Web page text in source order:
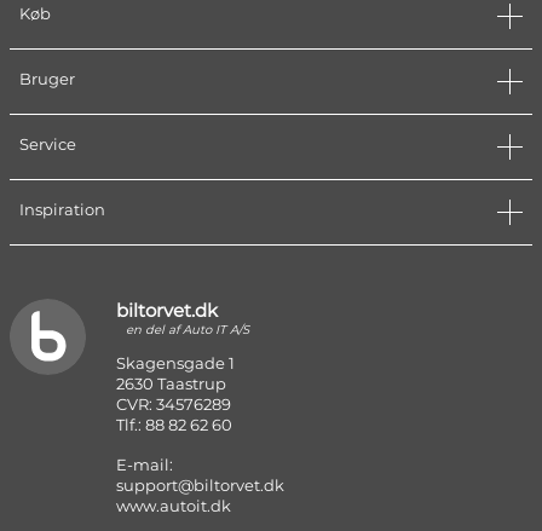
Køb
Bruger
Service
Inspiration
biltorvet.dk
en del af Auto IT A/S
Skagensgade 1
2630 Taastrup
CVR: 34576289
Tlf.: 88 82 62 60
E-mail:
support@biltorvet.dk
www.autoit.dk